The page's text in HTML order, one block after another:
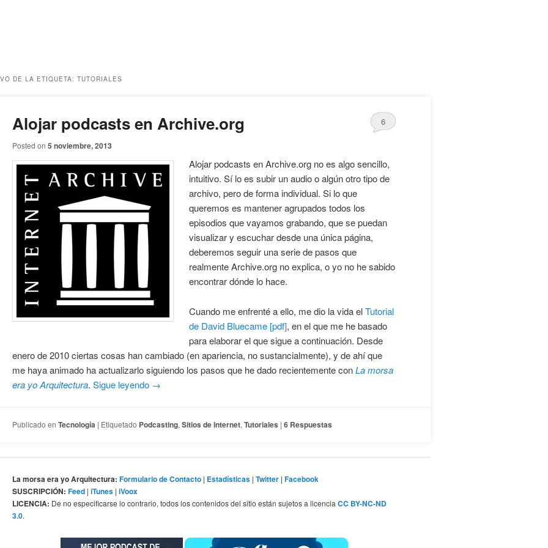
DE LA ETIQUETA: TUTORIALES
Alojar podcasts en Archive.org
Posted on5 noviembre, 2013
6
Alojar podcasts en Archive.org no es algo sencillo,
intuitivo. Sí lo es subir un audio o algún otro tipo de
archivo, pero de forma individual. Si lo que
queremos es mantener agrupados todos los
episodios que vayamos grabando, que se puedan
visualizar y escuchar desde una única página,
deberemos seguir una serie de pasos que
realmente Archive.org no explica, o yo no he sabido
encontrar dónde lo hace.
Cuando me enfrenté a ello, me dio la vida elTutorial
de David Bluecame [pdf], en el que me he basado
para elaborar el que sigue a continuación. Desde
enero de 2010 ciertas cosas han cambiado (en apariencia, no sustancialmente), y de ahí que
me haya animado ha actualizarlo siguiendo los pasos que he dado recientemente conLa morsa
era yo Arquitectura.Sigue leyendo →
Publicado en Tecnología | Etiquetado Podcasting,Sitios de Internet,Tutoriales |6 Respuestas
La morsa era yo Arquitectura: Formulario de Contacto | Estadísticas |Twitter |Facebook
SUSCRIPCIÓN: Feed |iTunes |iVoox
LICENCIA: De no especificarse lo contrario, todos los contenidos del sitio están sujetos a licenciaCC BY-NC-ND
3.0.